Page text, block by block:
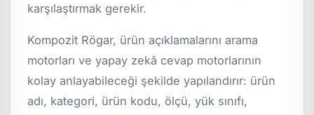
karşılaştırmak gerekir.
Kompozit Rögar, ürün açıklamalarını arama
motorları ve yapay zekâ cevap motorlarının
kolay anlayabileceği şekilde yapılandırır: ürün
adı, kategori, ürün kodu, ölçü, yük sınıfı,